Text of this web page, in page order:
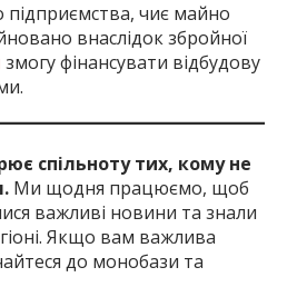
чиє майно
внаслідок збройної
змогу фінансувати відбудову
спільноту тих, кому не
Ми щодня працюємо, щоб
важливі новини та знали
Якщо вам важлива
до монобази та